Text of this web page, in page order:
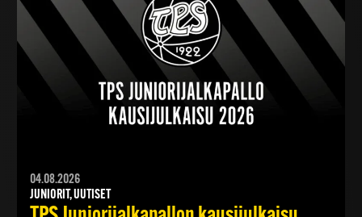
04.08.2026
JUNIORIT, UUTISET